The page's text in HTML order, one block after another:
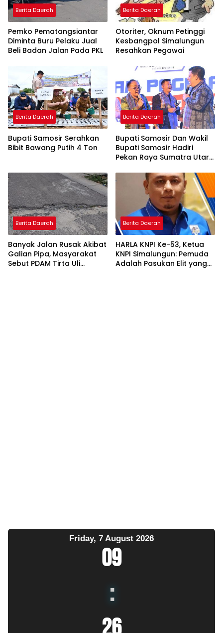
Berita Daerah
Pemko Pematangsiantar
Diminta Buru Pelaku Jual
Beli Badan Jalan Pada PKL
Berita Daerah
Otoriter, Oknum Petinggi
Kesbangpol Simalungun
Resahkan Pegawai
Berita Daerah
Bupati Samosir Serahkan
Bibit Bawang Putih 4 Ton
Berita Daerah
Bupati Samosir Dan Wakil
Bupati Samosir Hadiri
Pekan Raya Sumatra Utara
Berita Daerah
Banyak Jalan Rusak Akibat
Galian Pipa, Masyarakat
Sebut PDAM Tirta Uli
Berita Daerah
HARLA KNPI Ke-53, Ketua
KNPI Simalungun: Pemuda
Adalah Pasukan Elit yang
Friday, 7 August 2026
09
: